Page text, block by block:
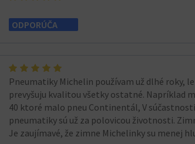
ODPORÚČA
Pneumatiky Michelin používam už dlhé roky,
prevyšuju kvalitou všetky ostatné. Napríklad
40 ktoré malo pneu Continentál, V
pneumatiky sú už za polovicou životnosti.
Je zaujímavé, že zimne Michelinky su menej